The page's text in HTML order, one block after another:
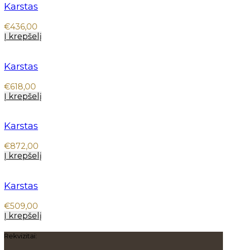
Karstas
€436,00
Į krepšelį
Karstas
€618,00
Į krepšelį
Karstas
€872,00
Į krepšelį
Karstas
€509,00
Į krepšelį
Rekvizitai: